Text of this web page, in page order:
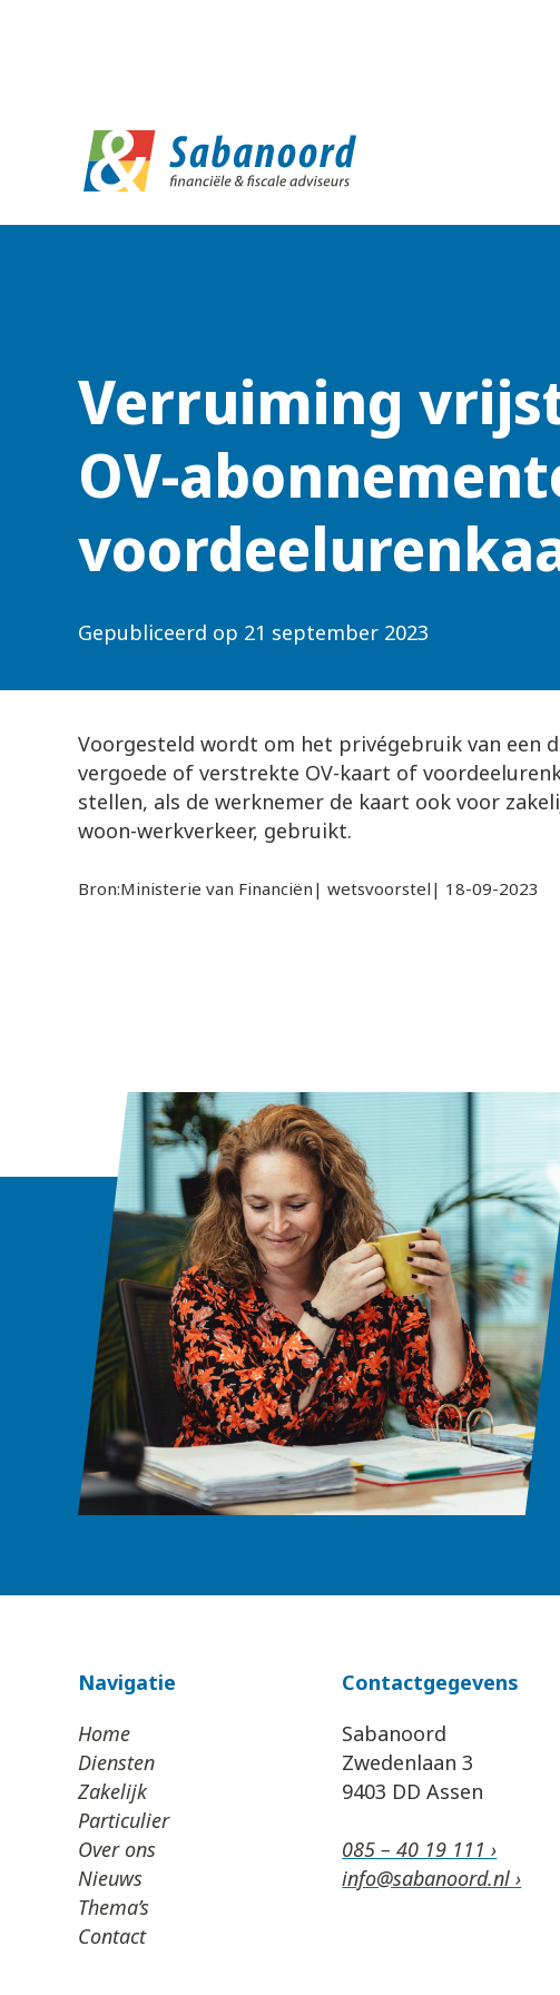
Verruiming
OV-
Gepubliceerd op 21 september 2023
Voorgesteld wordt om het privégebruik van een
vergoede of verstrekte OV-kaart of
stellen, als de werknemer de kaart ook voor
woon-werkverkeer, gebruikt.
Bron:Ministerie van Financiën| wetsvoorstel| 18-09-2023
Navigatie
Home
Diensten
Zakelijk
Particulier
Over ons
Nieuws
Thema’s
Contact
Contactgegevens
Sabanoord
Zwedenlaan 3
9403 DD Assen
085 – 40 19 111 ›
info@sabanoord.nl ›